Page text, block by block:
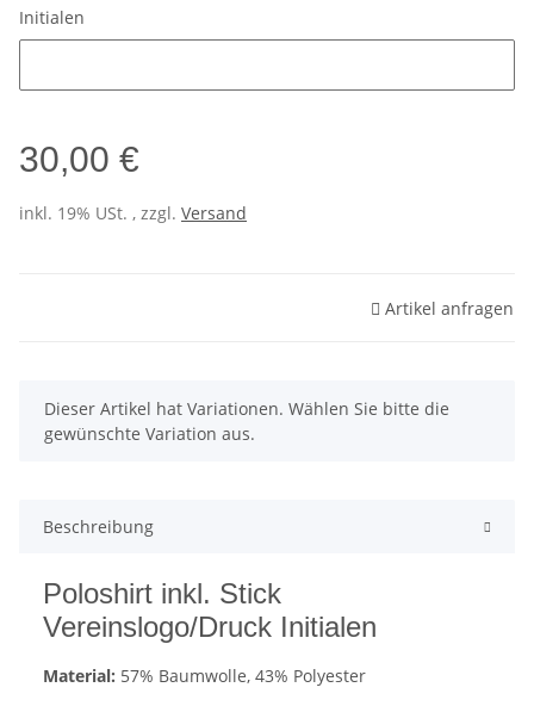
Initialen
30,00 €
inkl. 19% USt. , zzgl. Versand
Artikel anfragen
x
Dieser Artikel hat Variationen. Wählen Sie bitte die
gewünschte Variation aus.
Beschreibung
Poloshirt inkl. Stick
Vereinslogo/Druck Initialen
Material: 57% Baumwolle, 43% Polyester